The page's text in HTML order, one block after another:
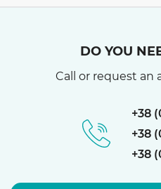
DO YOU
Call or request
+38
+38
+38